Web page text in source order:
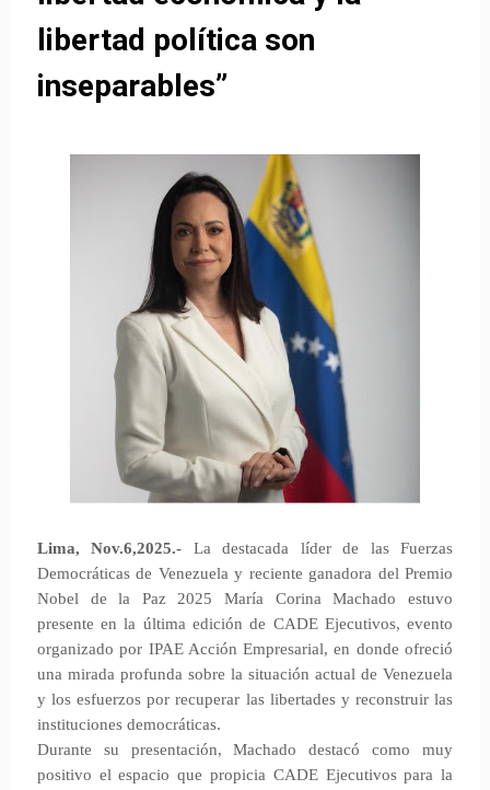
libertad política son
inseparables”
Lima, Nov.6,2025.- La destacada líder de las Fuerzas
Democráticas de Venezuela y reciente ganadora del Premio
Nobel de la Paz 2025 María Corina Machado estuvo
presente en la última edición de CADE Ejecutivos, evento
organizado por IPAE Acción Empresarial, en donde ofreció
una mirada profunda sobre la situación actual de Venezuela
y los esfuerzos por recuperar las libertades y reconstruir las
instituciones democráticas.
Durante su presentación, Machado destacó como muy
positivo el espacio que propicia CADE Ejecutivos para la